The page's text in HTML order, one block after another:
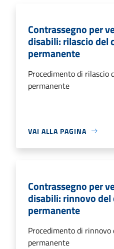
Contrassegno per
disabili: rilascio del
permanente
Procedimento di rilascio
permanente
VAI ALLA PAGINA
Contrassegno per
disabili: rinnovo
permanente
Procedimento di rinnovo
permanente